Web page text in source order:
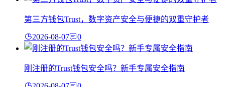
第三方钱包Trust，数字资产安全与便捷的双重守护者
2026-08-07 0
刚注册的Trust钱包安全吗？新手专属安全指南